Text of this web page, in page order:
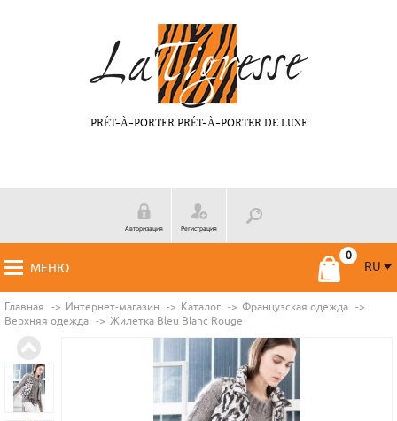
PRÉT-À-PORTER PRÉT-À-PORTER DE LUXE
Авторизация Регистрация
МЕНЮ
RU
Главная Интернет-магазин Каталог
Французская одежда
Верхняя одежда
Жилетка Bleu Blanc Rouge